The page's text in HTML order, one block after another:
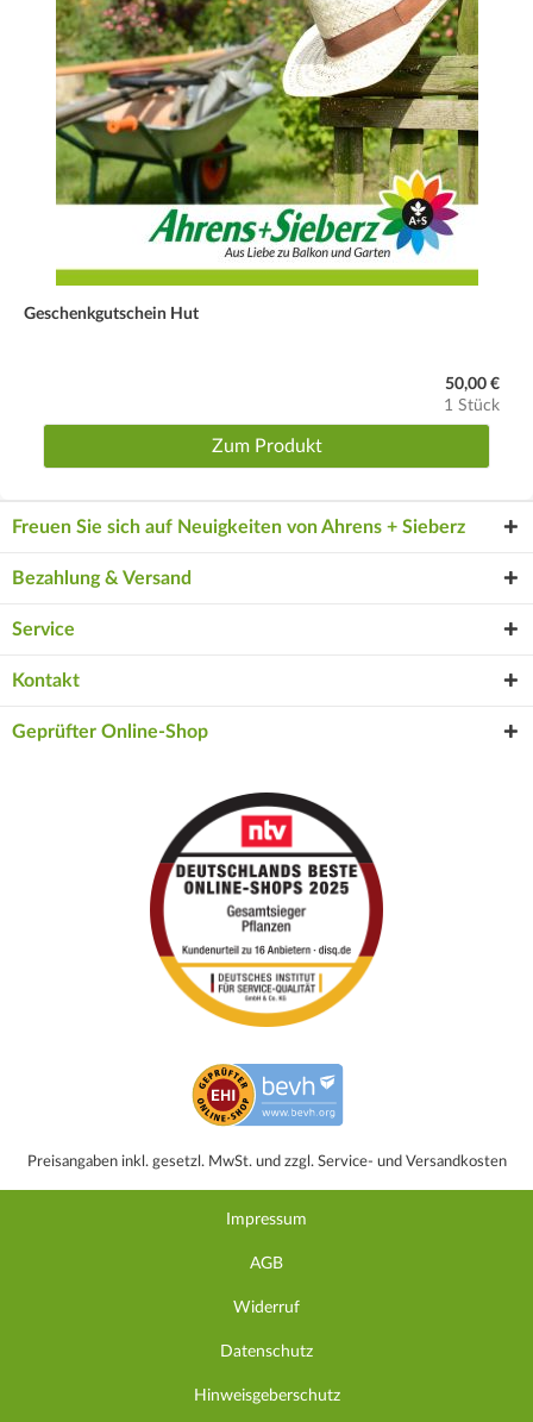
Geschenkgutschein Hut
50,00 €
1 Stück
Zum Produkt
Freuen Sie sich auf Neuigkeiten von Ahrens + Sieberz
Bezahlung & Versand
Service
Kontakt
Geprüfter Online-Shop
Preisangaben inkl. gesetzl. MwSt. und zzgl. Service- und Versandkosten
Impressum
AGB
Widerruf
Datenschutz
Hinweisgeberschutz